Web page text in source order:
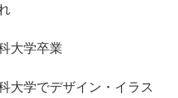
大学卒業
大学でデザイン・イラス